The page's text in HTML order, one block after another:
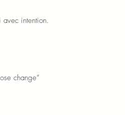
intention.
change”